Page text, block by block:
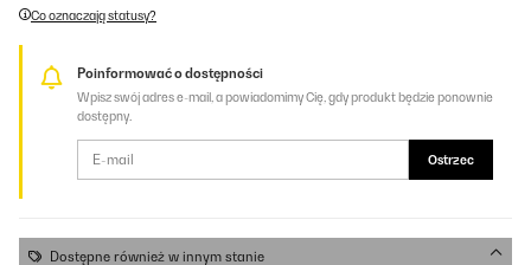
Co oznaczają statusy?
Poinformować o dostępności
Wpisz swój adres e-mail, a powiadomimy Cię, gdy produkt będzie ponownie
dostępny.
Ostrzec
Dostępne również w innym stanie